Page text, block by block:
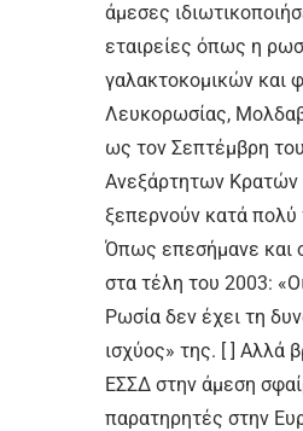
άμεσες
εταιρείες όπως η
γαλακτοκομικών και
Λευκορωσίας,
ως τον Σεπτέμβρη
Ανεξάρτητων Κρατών
ξεπερνούν κατά πολύ
Όπως επεσήμανε και
στα τέλη του 2003:
Ρωσία δεν έχει τη
ισχύος» της. [ ] Αλλά
ΕΣΣΔ στην άμεση
παρατηρητές στην